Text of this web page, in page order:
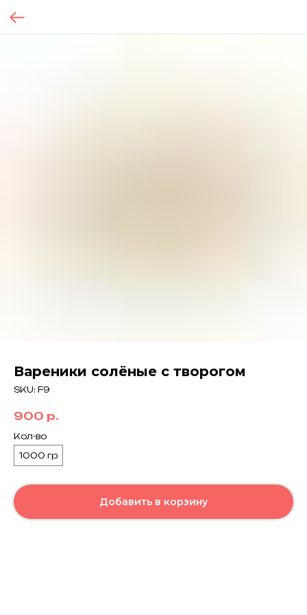
Вареники солёные с творогом
SKU: F9
900 р.
Кол-во
1000 гр
Добавить в корзину